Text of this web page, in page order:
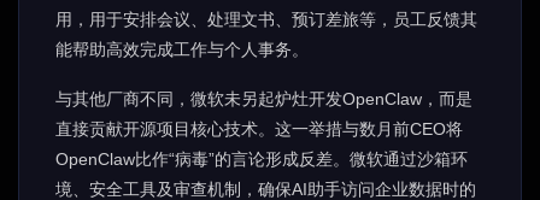
用，用于安排会议、处理文书、预订差旅等，员工反馈其
能帮助高效完成工作与个人事务。
与其他厂商不同，微软未另起炉灶开发OpenClaw，而是
直接贡献开源项目核心技术。这一举措与数月前CEO将
OpenClaw比作“病毒”的言论形成反差。微软通过沙箱环
境、安全工具及审查机制，确保AI助手访问企业数据时的